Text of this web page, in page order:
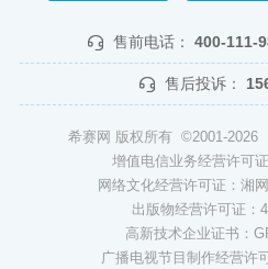
售前电话： 400-111-
售后投诉：
希赛网 版权所有 ©2001-2026
增值电信业务经营许可
网络文化经营许可证：湘
出版物经营许可证：
高新技术企业证书：
广播电视节目制作经营许